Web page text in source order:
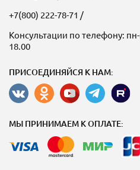
+7(800) 222-78-71 /
Консультации по телефону: пн-
18.00
ПРИСОЕДИНЯЙСЯ К НАМ:
МЫ ПРИНИМАЕМ К ОПЛАТЕ: